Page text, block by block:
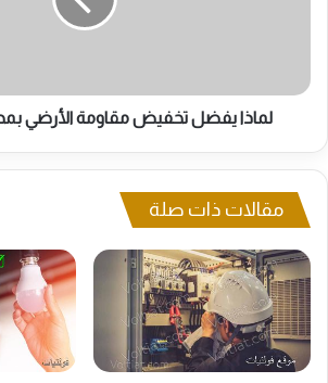
لماذا يفضل تخفيض مقاومة الأرضي
مقالات ذات صلة